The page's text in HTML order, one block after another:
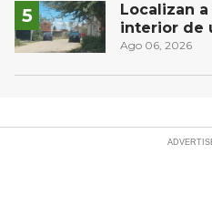
Localizan
interior de
comunidad
Ago 06, 2026